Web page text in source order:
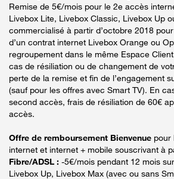
Remise de 5€/mois pour le 2e accès
Livebox Lite, Livebox Classic, Livebox Up
commercialisé à partir d’octobre 2018
d’un contrat internet Livebox Orange ou
regroupement dans le même Espace
cas de résiliation ou de changement de
perte de la remise et fin de l’engagement
(sauf pour les offres avec Smart TV). En
second accès, frais de résiliation de 60€
accès.
Offre de remboursement Bienvenue pour
internet et internet + mobile souscrivant à
Fibre/ADSL : -5€/mois pendant 12 mois
Livebox Up, Livebox Max (avec ou sans